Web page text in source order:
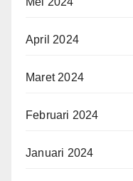
April 2024
Maret 2024
Februari 2024
Januari 2024